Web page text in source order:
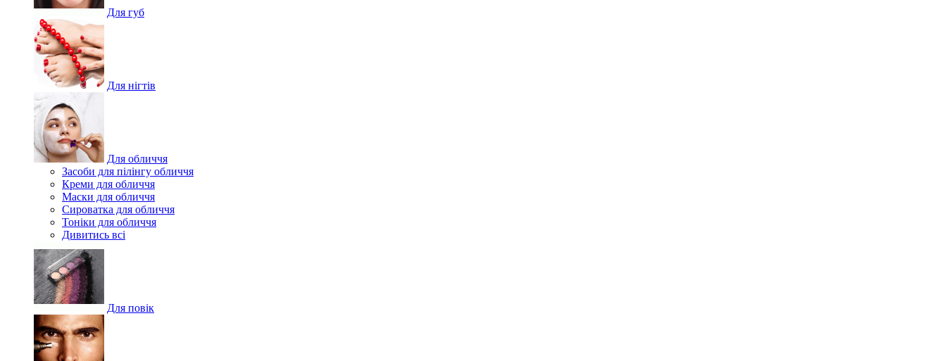
Для губ
Для нігтів
Для обличчя
Засоби для пілінгу обличчя
Креми для обличчя
Маски для обличчя
Сироватка для обличчя
Тоніки для обличчя
Дивитись всі
Для повік